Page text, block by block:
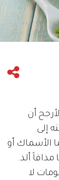
أن
إلى
الأسماك أو
مذاقاً ألذ.
لا